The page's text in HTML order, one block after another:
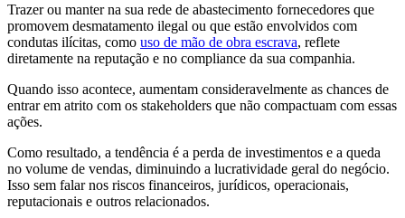
Trazer ou manter na sua rede de abastecimento fornecedores que
promovem desmatamento ilegal ou que estão envolvidos com
condutas ilícitas, como uso de mão de obra escrava, reflete
diretamente na reputação e no compliance da sua companhia.
Quando isso acontece, aumentam consideravelmente as chances de
entrar em atrito com os stakeholders que não compactuam com essas
ações.
Como resultado, a tendência é a perda de investimentos e a queda
no volume de vendas, diminuindo a lucratividade geral do negócio.
Isso sem falar nos riscos financeiros, jurídicos, operacionais,
reputacionais e outros relacionados.